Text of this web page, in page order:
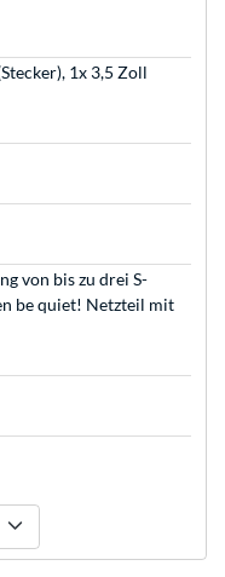
1x 3,5 Zoll
von bis zu drei S-
be quiet! Netzteil mit